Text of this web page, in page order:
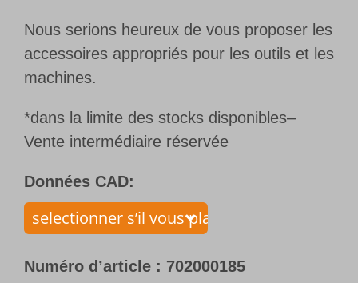
Nous serions heureux de vous proposer les
accessoires appropriés pour les outils et les
machines.
*dans la limite des stocks disponibles–
Vente intermédiaire réservée
Données CAD:
Numéro d’article : 702000185